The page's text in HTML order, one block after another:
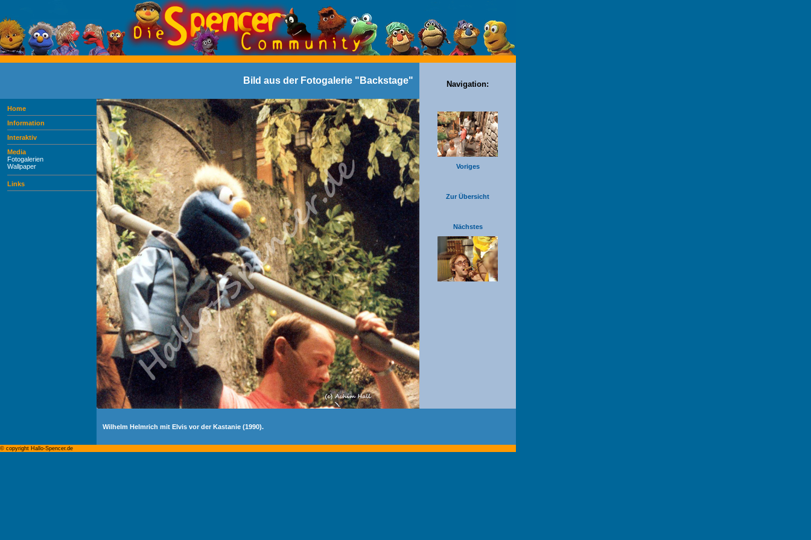
Bild aus der Fotogalerie "Backstage" Navigation:
Voriges
Zur Übersicht
Nächstes
Home
Information
Interaktiv
Media
Fotogalerien
Wallpaper
Links
Wilhelm Helmrich mit Elvis vor der Kastanie (1990).
© copyright Hallo-Spencer.de